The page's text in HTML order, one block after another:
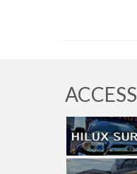
ACCESS